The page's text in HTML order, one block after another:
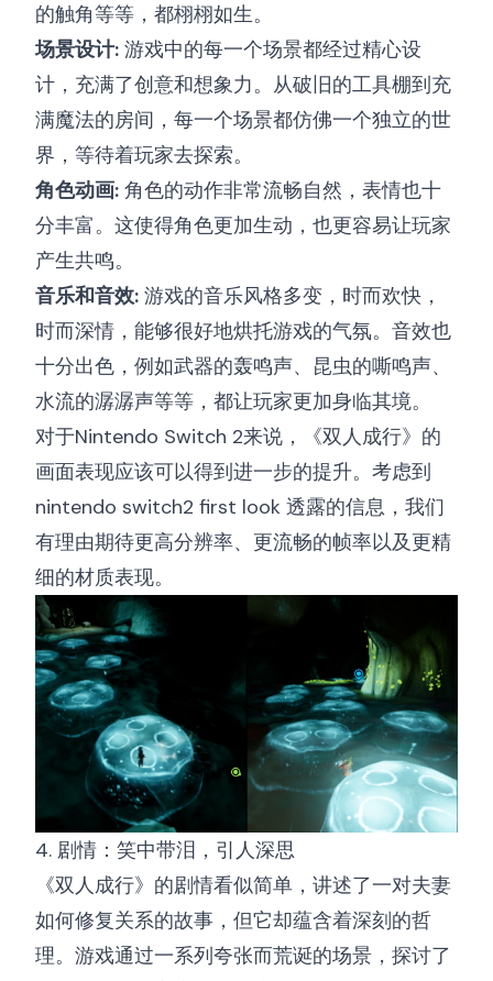
的触角等等，都栩栩如生。
场景设计: 游戏中的每一个场景都经过精心设
计，充满了创意和想象力。从破旧的工具棚到充
满魔法的房间，每一个场景都仿佛一个独立的世
界，等待着玩家去探索。
角色动画: 角色的动作非常流畅自然，表情也十
分丰富。这使得角色更加生动，也更容易让玩家
产生共鸣。
音乐和音效: 游戏的音乐风格多变，时而欢快，
时而深情，能够很好地烘托游戏的气氛。音效也
十分出色，例如武器的轰鸣声、昆虫的嘶鸣声、
水流的潺潺声等等，都让玩家更加身临其境。
对于Nintendo Switch 2来说，《双人成行》的
画面表现应该可以得到进一步的提升。考虑到
nintendo switch2 first look 透露的信息，我们
有理由期待更高分辨率、更流畅的帧率以及更精
细的材质表现。
4. 剧情：笑中带泪，引人深思
《双人成行》的剧情看似简单，讲述了一对夫妻
如何修复关系的故事，但它却蕴含着深刻的哲
理。游戏通过一系列夸张而荒诞的场景，探讨了